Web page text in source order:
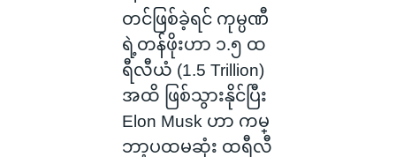
တင်ဖြစ်ခဲ့ရင် ကုမ္ပဏီ
ရဲ့တန်ဖိုးဟာ ၁.၅ ထ
ရီလီယံ (1.5 Trillion)
အထိ ဖြစ်သွားနိုင်ပြီး
Elon Musk ဟာ ကမ္
ဘာ့ပထမဆုံး ထရီလီ